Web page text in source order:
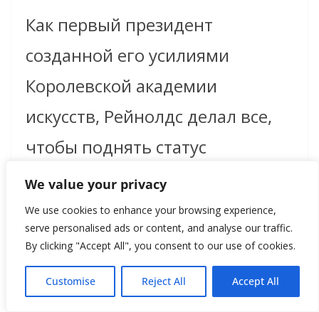
We value your privacy
We use cookies to enhance your browsing experience,
serve personalised ads or content, and analyse our traffic.
By clicking "Accept All", you consent to our use of cookies.
Customise Reject All Accept All
Как первый президент
созданной его усилиями
Королевской академии
искусств, Рейнолдс делал все,
чтобы поднять статус
художника в британском
обществе, и с этой целью уже
через год после основания RA
начал читать курс лекций
«Рассуждения об искусстве»